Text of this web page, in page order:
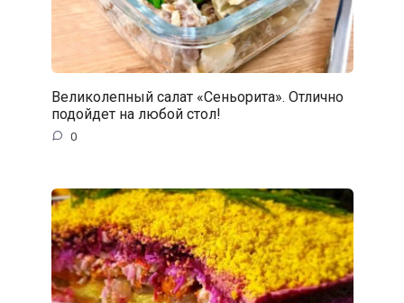
Великолепный cалат «Сеньорита». Отлично
подойдет на любой стол!
0